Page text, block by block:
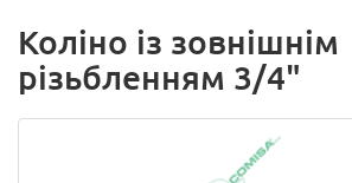
Коліно із зовнішнім
різьбленням 3/4"